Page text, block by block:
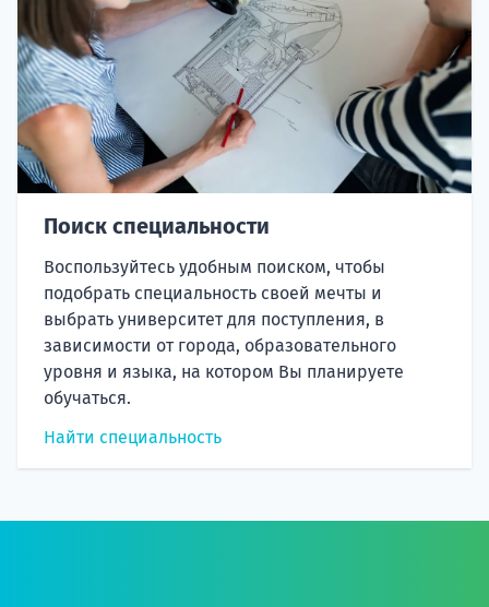
Поиск специальности
Воспользуйтесь удобным поиском, чтобы
подобрать специальность своей мечты и
выбрать университет для поступления, в
зависимости от города, образовательного
уровня и языка, на котором Вы планируете
обучаться.
Найти специальность